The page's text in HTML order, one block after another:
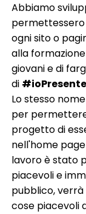
Abbiamo
ogni sito o
alla
giovani e di
di
Lo stesso
per
progetto di
nell'home
lavoro è stato
piacevoli e
pubblico,
cose piacevoli